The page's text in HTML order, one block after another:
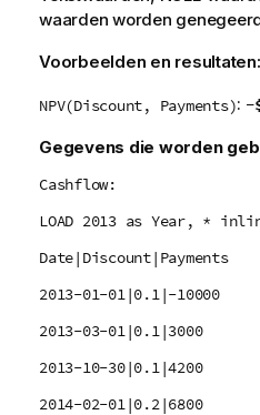
waarden worden
Voorbeelden en resultaten:
NPV(Discount, Payments): -
Gegevens die worden
Cashflow:
LOAD 2013 as Year, *
Date|Discount|Payments
2013-01-01|0.1|-10000
2013-03-01|0.1|3000
2013-10-30|0.1|4200
2014-02-01|0.2|6800